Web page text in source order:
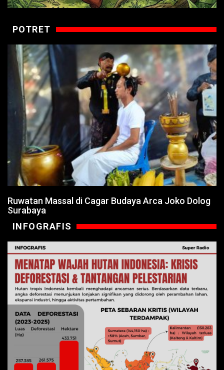
POTRET
Ruwatan Massal di Cagar Budaya Arca Joko Dolog
Surabaya
INFOGRAFIS